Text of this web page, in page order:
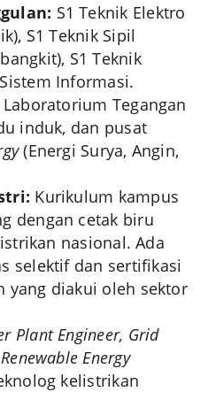
S1 Teknik Elektro
S1 Teknik Sipil
S1 Teknik
Informasi.
Laboratorium Tegangan
induk, dan pusat
(Energi Surya, Angin,
Kurikulum kampus
dengan cetak biru
nasional. Ada
selektif dan sertifikasi
yang diakui oleh sektor
Plant Engineer, Grid
Energy
kelistrikan